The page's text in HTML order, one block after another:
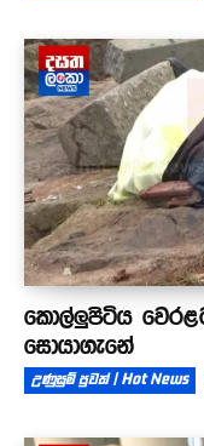
කොල්ලුපිටිය
සොයාගැනේ
උණුසුම් පුවත් | Hot News